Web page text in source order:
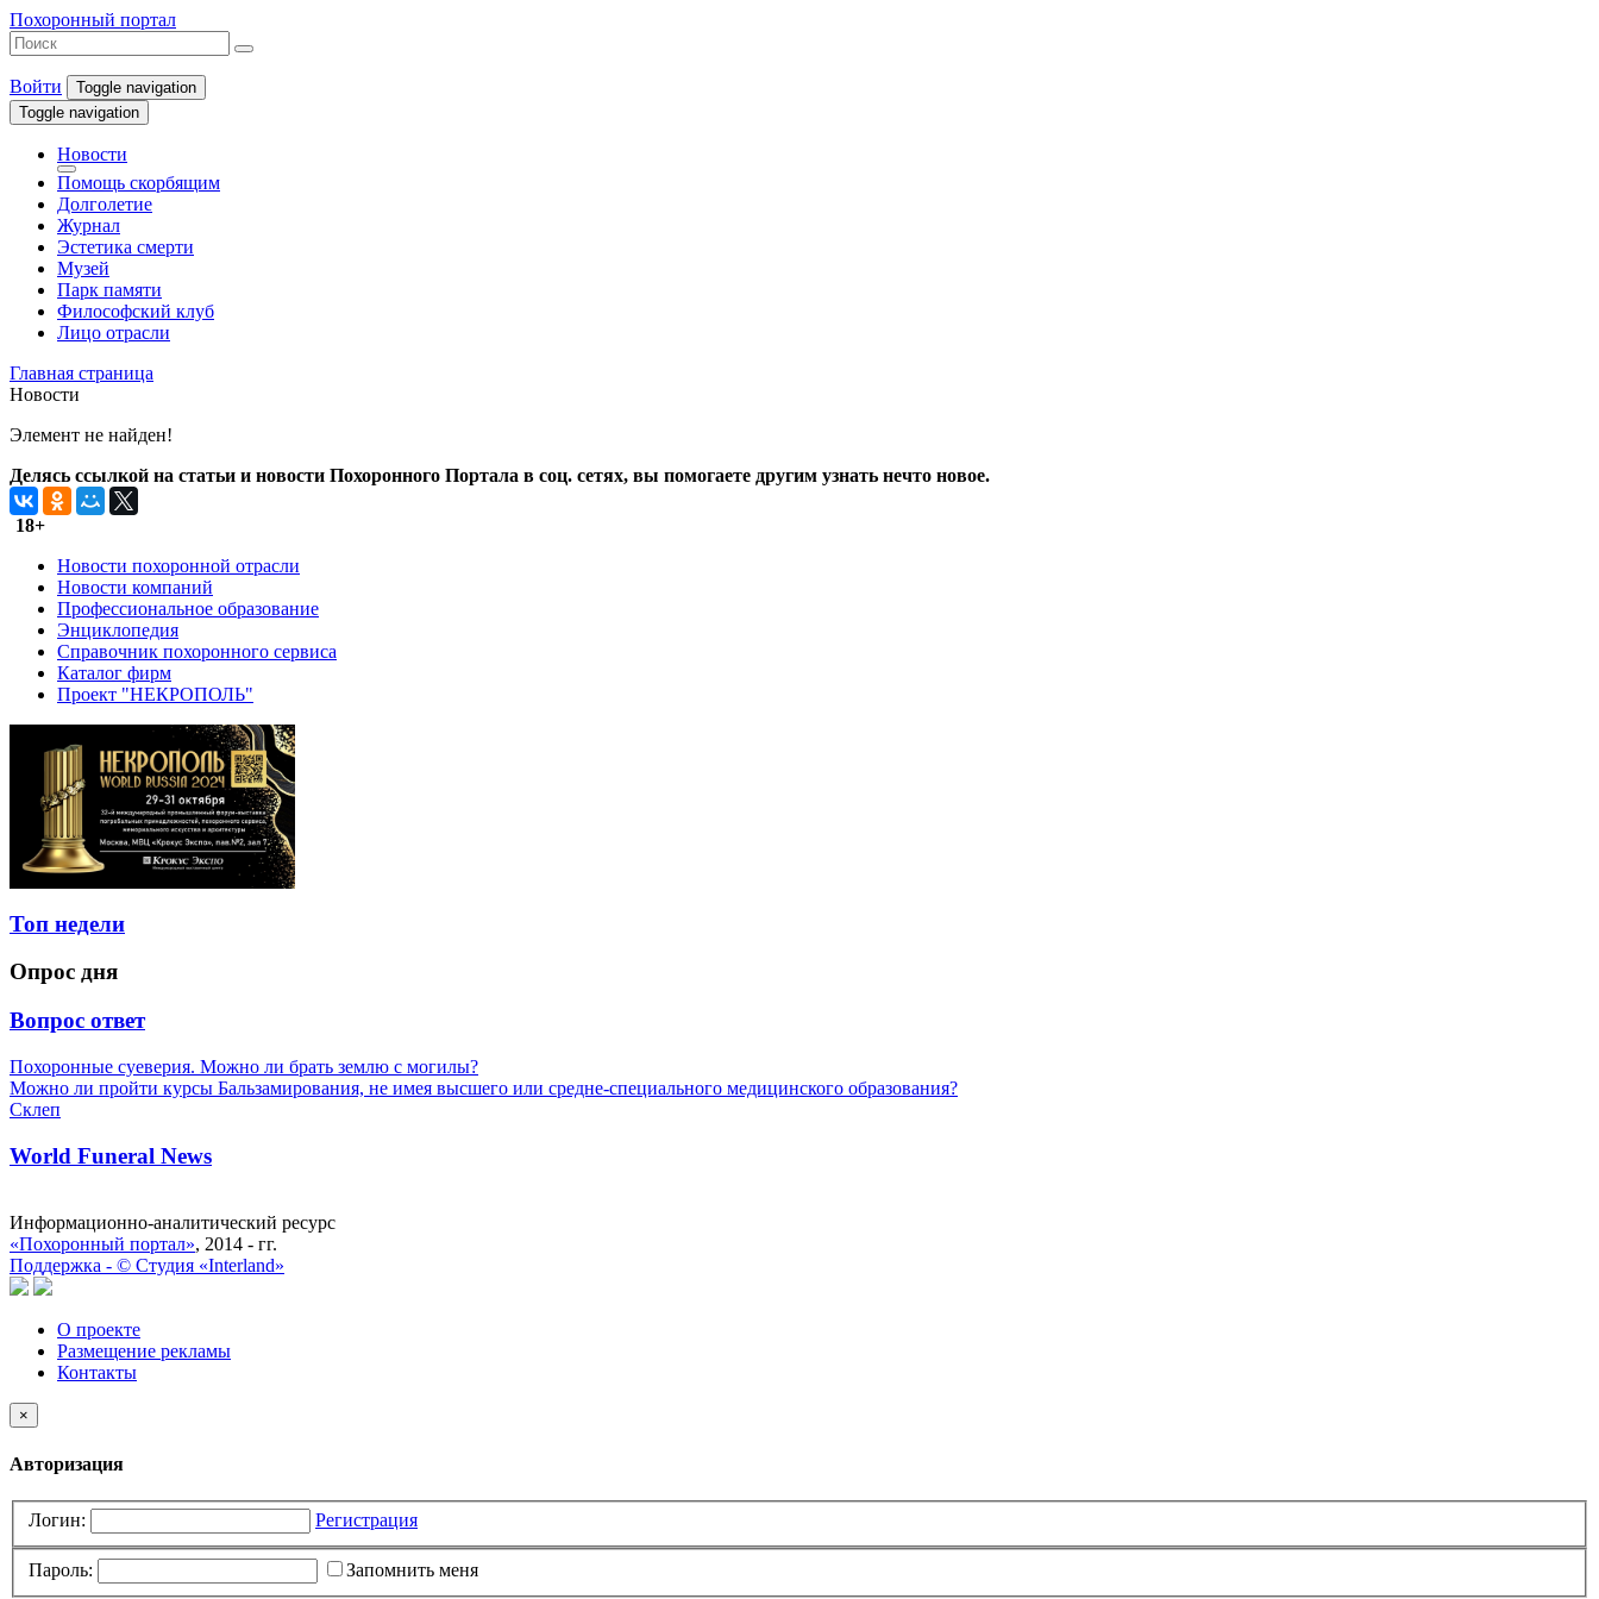
Похоронный портал
Войти
Toggle navigation
Toggle navigation
Новости
Помощь скорбящим
Долголетие
Журнал
Эстетика смерти
Музей
Парк памяти
Философский клуб
Лицо отрасли
Главная страница
Новости
Элемент не найден!
Делясь ссылкой на статьи и новости Похоронного Портала в соц. сетях, вы помогаете другим узнать нечто новое.
18+
Новости похоронной отрасли
Новости компаний
Профессиональное образование
Энциклопедия
Справочник похоронного сервиса
Каталог фирм
Проект "НЕКРОПОЛЬ"
Топ недели
Опрос дня
Вопрос ответ
Похоронные суеверия. Можно ли брать землю с могилы?
Можно ли пройти курсы Бальзамирования, не имея высшего или средне-специального медицинского образования?
Склеп
World Funeral News
Информационно-аналитический ресурс
«Похоронный портал», 2014 - гг.
Поддержка - © Cтудия «Interland»
О проекте
Размещение рекламы
Контакты
×
Авторизация
Логин: Регистрация
Пароль:
Запомнить меня